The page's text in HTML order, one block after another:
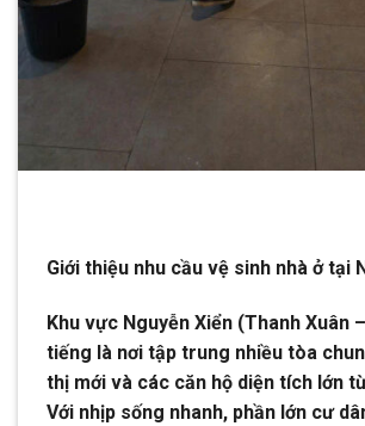
Giới thiệu nhu cầu vệ sinh nhà ở tại
Khu vực Nguyễn Xiển (Thanh Xuân
tiếng là nơi tập trung nhiều tòa
thị mới và các căn hộ diện tích lớn
Với nhịp sống nhanh, phần lớn cư